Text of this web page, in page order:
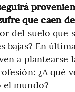
que caen
del suelo que
bajas? En
a plantearse
¿A qué
el mundo?